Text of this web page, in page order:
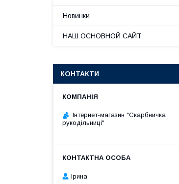
Новинки
НАШ ОСНОВНОЙ САЙТ
КОНТАКТИ
Інтернет-магазин "Скарбничка
рукодільниці"
Ірина